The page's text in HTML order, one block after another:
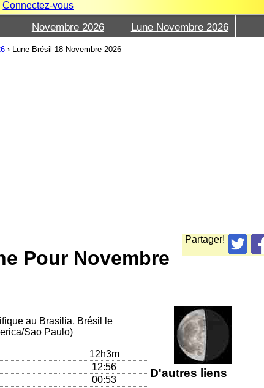
Connectez-vous
Novembre 2026 Lune Novembre 2026
› Lune Brésil 18 Novembre 2026
Partager!
Pour Novembre
au Brasilia, Brésil le
Sao Paulo)
12h3m
12:56
00:53
D'autres liens